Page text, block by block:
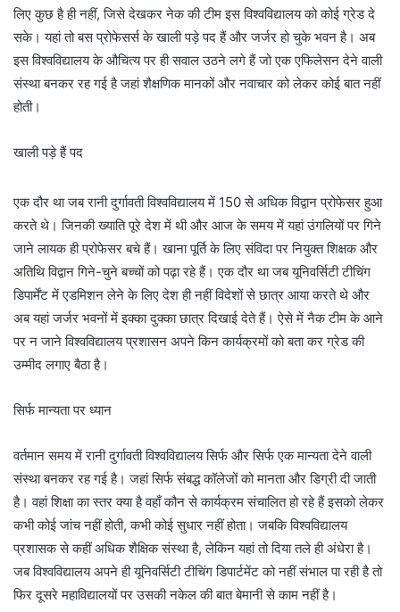
लिए कुछ है ही नहीं, जिसे देखकर नेक की टीम इस विश्वविद्यालय को कोई ग्रेड दे
सके। यहां तो बस प्रोफेसर्स के खाली पड़े पद हैं और जर्जर हो चुके भवन है। अब
इस विश्वविद्यालय के औचित्य पर ही सवाल उठने लगे हैं जो एक एफिलेसन देने वाली
संस्था बनकर रह गई है जहां शैक्षणिक मानकों और नवाचार को लेकर कोई बात नहीं
होती।
खाली पड़े हैं पद
एक दौर था जब रानी दुर्गावती विश्वविद्यालय में 150 से अधिक विद्वान प्रोफेसर हुआ
करते थे। जिनकी ख्याति पूरे देश में थी और आज के समय में यहां उंगलियों पर गिने
जाने लायक ही प्रोफेसर बचे हैं। खाना पूर्ति के लिए संविदा पर नियुक्त शिक्षक और
अतिथि विद्वान गिने-चुने बच्चों को पढ़ा रहे हैं। एक दौर था जब यूनिवर्सिटी टीचिंग
डिपार्मेंट में एडमिशन लेने के लिए देश ही नहीं विदेशों से छात्र आया करते थे और
अब यहां जर्जर भवनों में इक्का दुक्का छात्र दिखाई देते हैं। ऐसे में नैक टीम के आने
पर न जाने विश्वविद्यालय प्रशासन अपने किन कार्यक्रमों को बता कर ग्रेड की
उम्मीद लगाए बैठा है।
सिर्फ मान्यता पर ध्यान
वर्तमान समय में रानी दुर्गावती विश्वविद्यालय सिर्फ और सिर्फ एक मान्यता देने वाली
संस्था बनकर रह गई है। जहां सिर्फ संबद्ध कॉलेजों को मानता और डिग्री दी जाती
है। वहां शिक्षा का स्तर क्या है वहाँ कौन से कार्यक्रम संचालित हो रहे हैं इसको लेकर
कभी कोई जांच नहीं होती, कभी कोई सुधार नहीं होता। जबकि विश्वविद्यालय
प्रशासक से कहीं अधिक शैक्षिक संस्था है, लेकिन यहां तो दिया तले ही अंधेरा है।
जब विश्वविद्यालय अपने ही यूनिवर्सिटी टीचिंग डिपार्टमेंट को नहीं संभाल पा रही है तो
फिर दूसरे महाविद्यालयों पर उसकी नकेल की बात बेमानी से काम नहीं है।